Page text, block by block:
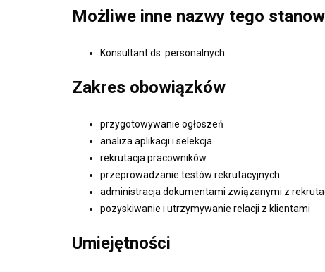
Możliwe inne nazwy tego
Konsultant ds. personalnych
Zakres obowiązków
przygotowywanie ogłoszeń
analiza aplikacji i selekcja
rekrutacja pracowników
przeprowadzanie testów rekrutacyjnych
administracja dokumentami związanymi z
pozyskiwanie i utrzymywanie relacji z klientami
Umiejętności